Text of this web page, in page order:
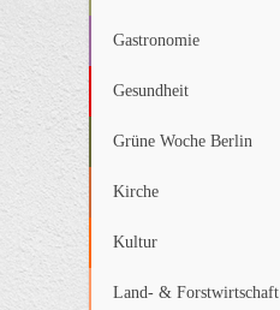
Gastronomie
Gesundheit
Grüne Woche Berlin
Kirche
Kultur
Land- & Forstwirtschaft